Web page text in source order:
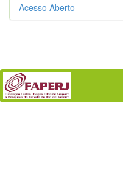
Acesso Aberto